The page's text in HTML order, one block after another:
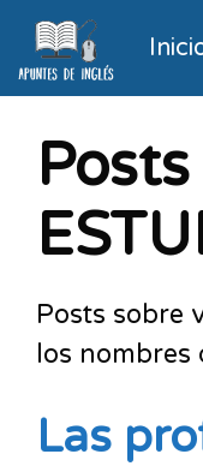
Posts sobre
los
Las